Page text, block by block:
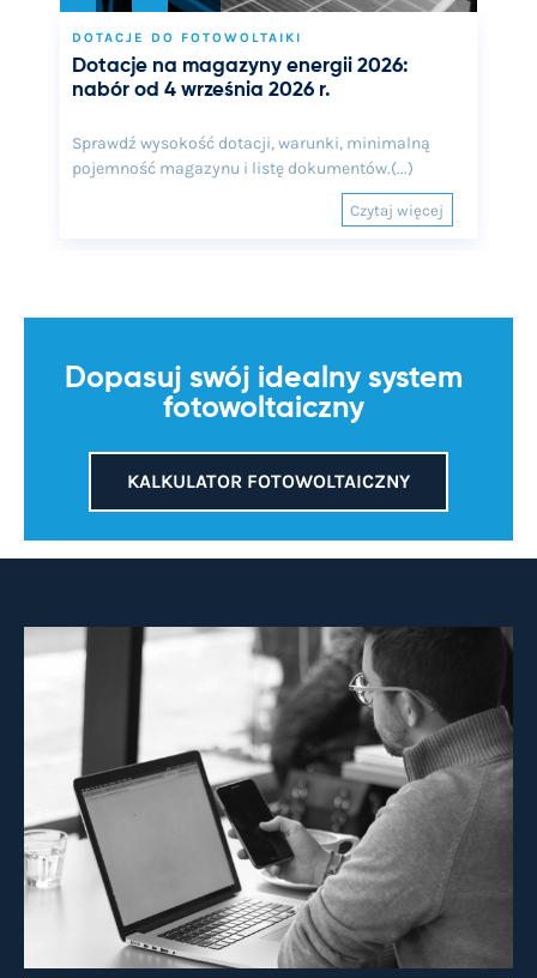
DOTACJE DO FOTOWOLTAIKI
Dotacje na magazyny energii 2026:
nabór od 4 września 2026 r.
Sprawdź wysokość dotacji, warunki, minimalną
pojemność magazynu i listę dokumentów.(...)
Czytaj więcej
Dopasuj swój idealny system
fotowoltaiczny
KALKULATOR FOTOWOLTAICZNY